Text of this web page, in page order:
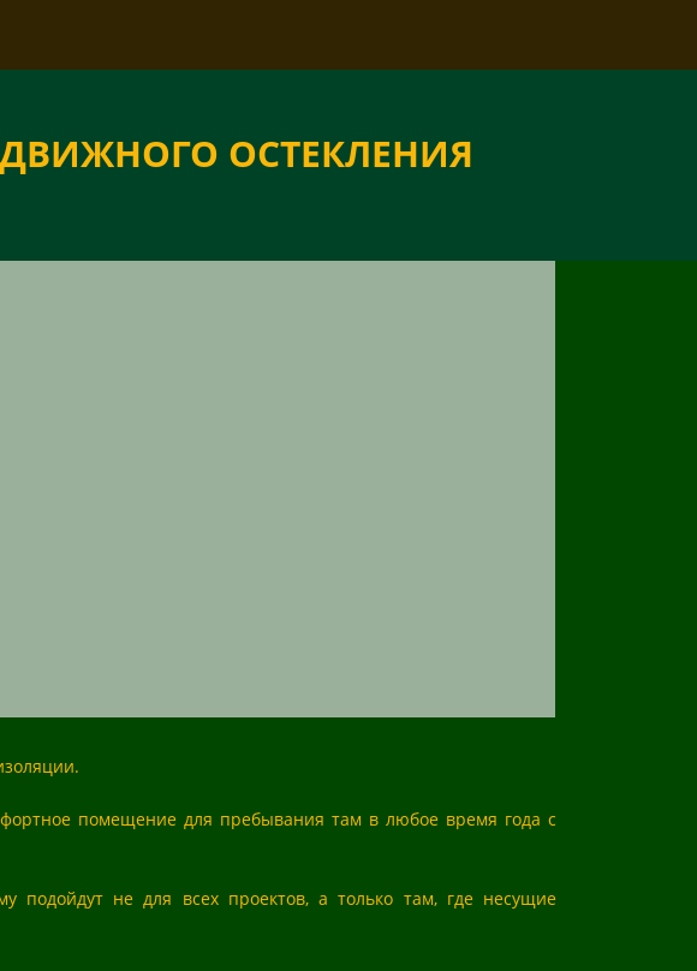
ОСТЕКЛЕНИЯ
помещение для пребывания там в любое время года с
не для всех проектов, а только там, где несущие